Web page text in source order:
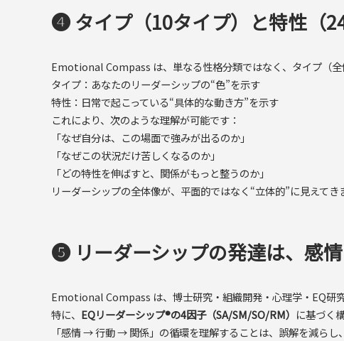
❹ タイプ（10タイプ）と特性（
Emotional Compass は、単なる性格分類ではなく、タイプ（全
タイプ：あなたのリーダーシップの“色”を示す
特性：日常で起こっている“具体的な動き方”を示す
これにより、次のような理解が可能です：
「なぜ自分は、この場面で強みが出るのか」
「なぜこの状況だけ苦しくなるのか」
「どの特性を伸ばすと、関係がもっと整うのか」
リーダーシップの全体像が、平面的ではなく“立体的”に見えてき
❺ リーダーシップの発達は、感
Emotional Compass は、博士研究・組織開発・心理学・EQ研
特に、 EQリーダーシップ®の4因子（SA/SM/SO/RM） に基づく
「感情 → 行動 → 関係」の循環を理解することは、誤解を減らし